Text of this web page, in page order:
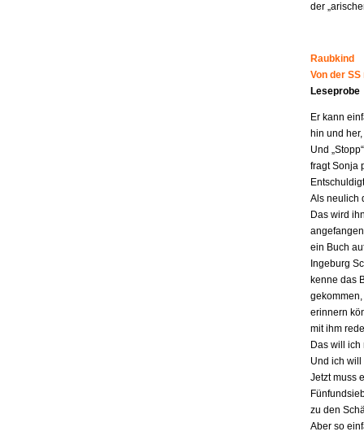
der
Raubkind
Von der
Leseprobe
Er kann
hin und
Und
fragt Sonja
Als neulich
Das wird
ein Buch
Ingeburg
kenne das
erinnern
mit ihm
Das will
Und ich
Jetzt muss
zu den
Aber so